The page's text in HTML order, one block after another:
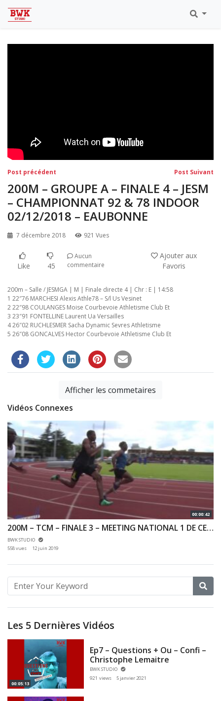
Eaubonne 2019
Navigation
de
l’article
Post précédent Post Suivant
200M – GROUPE A – FINALE 4 – JESM
– CHAMPIONNAT 92 & 78 INDOOR
02/12/2018 – EAUBONNE
7 décembre 2018 921 Vues
Like 45
Aucun
commentaire
Ajouter aux
Favoris
200m – Salle / JESMGA | M | Finale directe 4 | Chr : E | 14:58
1 22″76 MARCHESI Alexis Athle78 – S/l Us Vesinet
2 22″98 COULANGES Moise Courbevoie Athletisme Club Et
3 23″91 FONTELLINE Laurent Ua Versailles
4 26″02 RUCHLESMER Sacha Dynamic Sevres Athletisme
5 26″08 GONCALVES Hector Courbevoie Athletisme Club Et
Afficher les commetaires
Vidéos Connexes
00:00:42
200M – TCM – FINALE 3 – MEETING NATIONAL 1 DE CERGY-PONTOISE – 10/06/2019
BWK STUDIO
558 vues
12 juin 2019
Les 5 Dernières Vidéos
00:05:13
Ep7 – Questions + Ou – Confi –
Christophe Lemaitre
BWK STUDIO
921 views
5 janvier 2021